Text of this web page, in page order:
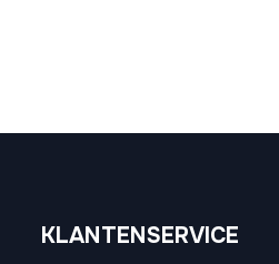
KLANTENSERVICE